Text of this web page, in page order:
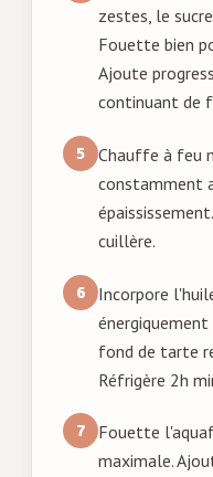
zestes, le
Fouette bien
Ajoute
continuant de
Chauffe à feu
constamment
cuillère.
Incorpore
énergiquement
fond de tarte
Réfrigère 2h
Fouette
maximale.